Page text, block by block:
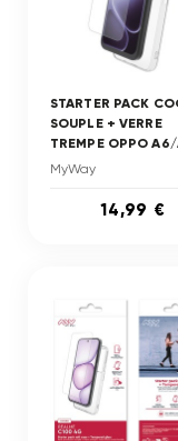
STARTER PACK
SOUPLE + VERRE
TREMPE OPPO
MyWay
14,99 €